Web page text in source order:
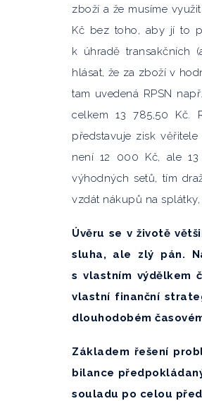
zboží a že musíme
Kč bez toho, aby jí to
k úhradě transakčních
hlásat, že za zboží v
tam uvedená RPSN
celkem 13 785,50 Kč.
představuje zisk
není 12 000 Kč, ale
výhodných setů, tím
vzdát nákupů na
Úvěru se v životě
sluha, ale zlý pán.
s vlastním výdělkem
vlastní finanční
dlouhodobém
Základem řešení
bilance
souladu po celou